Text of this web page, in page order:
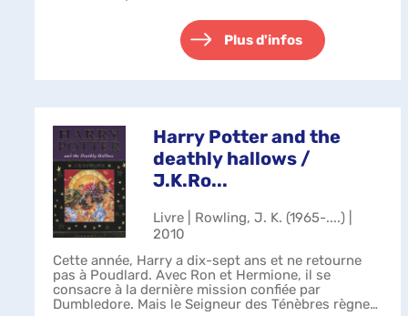
Plus d'infos
Harry Potter and the
deathly hallows /
J.K.Ro...
Livre | Rowling, J. K. (1965-....) |
2010
Cette année, Harry a dix-sept ans et ne retourne
pas à Poudlard. Avec Ron et Hermione, il se
consacre à la dernière mission confiée par
Dumbledore. Mais le Seigneur des Ténèbres règne